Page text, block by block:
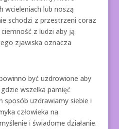
wcieleniach lub noszą
schodzi z przestrzeni coraz
z ludzi aby ją
zjawiska oznacza
być uzdrowione aby
wszelka pamięć
sposób uzdrawiamy siebie i
człowieka na
i świadome działanie.